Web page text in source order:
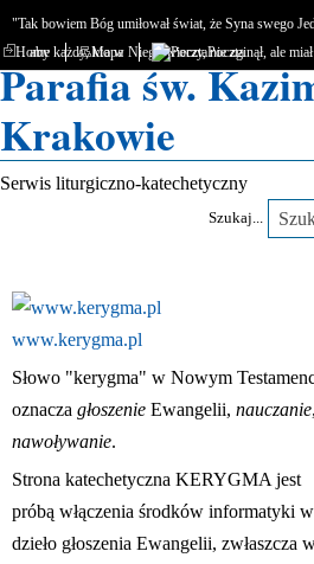
"Tak bowiem Bóg umiłował świat, że Syna swego
… aby każdy, kto w Niego wierzy, nie zginął, ale
Home Mapa Poczta
Parafia św.
Krakowie
Serwis liturgiczno-katechetyczny
Szukaj...
www.kerygma.pl
Słowo "kerygma" w Nowym
oznacza głoszenie Ewangelii, nauczanie,
nawoływanie.
Strona katechetyczna KERYGMA jest
próbą włączenia środków informatyki w
dzieło głoszenia Ewangelii, zwłaszcza